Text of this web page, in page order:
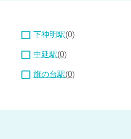
下神明駅(0)
中延駅(0)
旗の台駅(0)